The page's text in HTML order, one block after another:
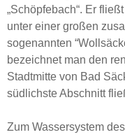
„Schöpfebach“. Er
unter einer großen
sogenannten
bezeichnet man den
Stadtmitte von Bad
südlichste Abschnitt
Zum Wassersystem